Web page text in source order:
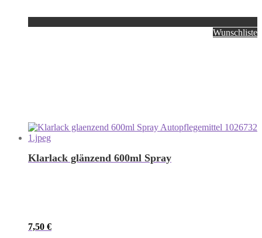
Wunschliste
Klarlack glänzend 600ml Spray
7,50 €